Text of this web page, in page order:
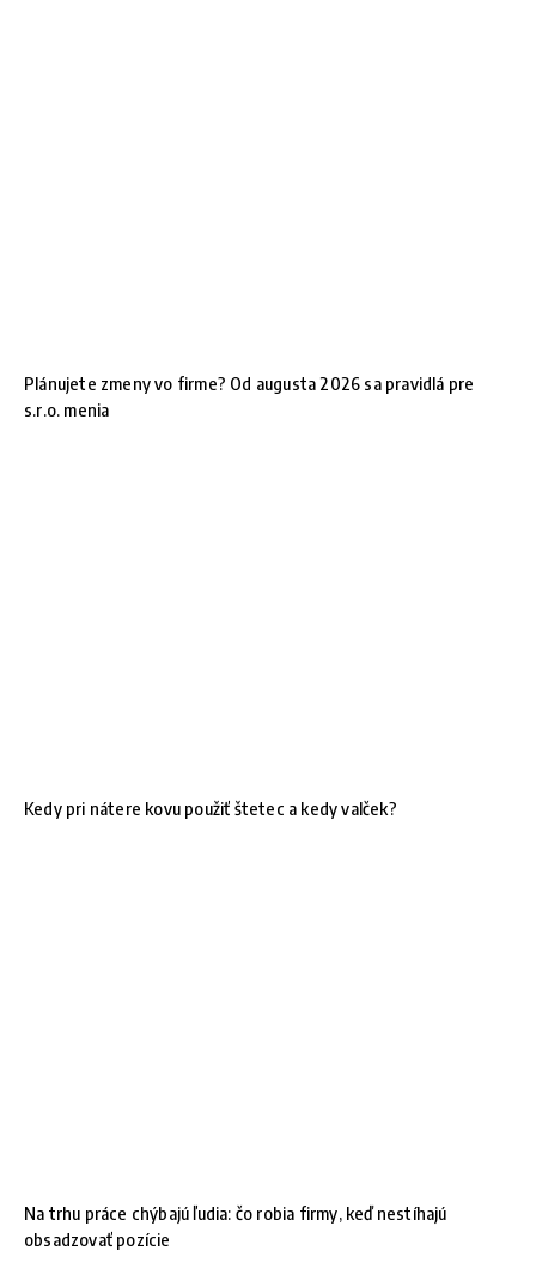
Plánujete zmeny vo firme? Od augusta 2026 sa pravidlá pre
s.r.o. menia
Kedy pri nátere kovu použiť štetec a kedy valček?
Na trhu práce chýbajú ľudia: čo robia firmy, keď nestíhajú
obsadzovať pozície